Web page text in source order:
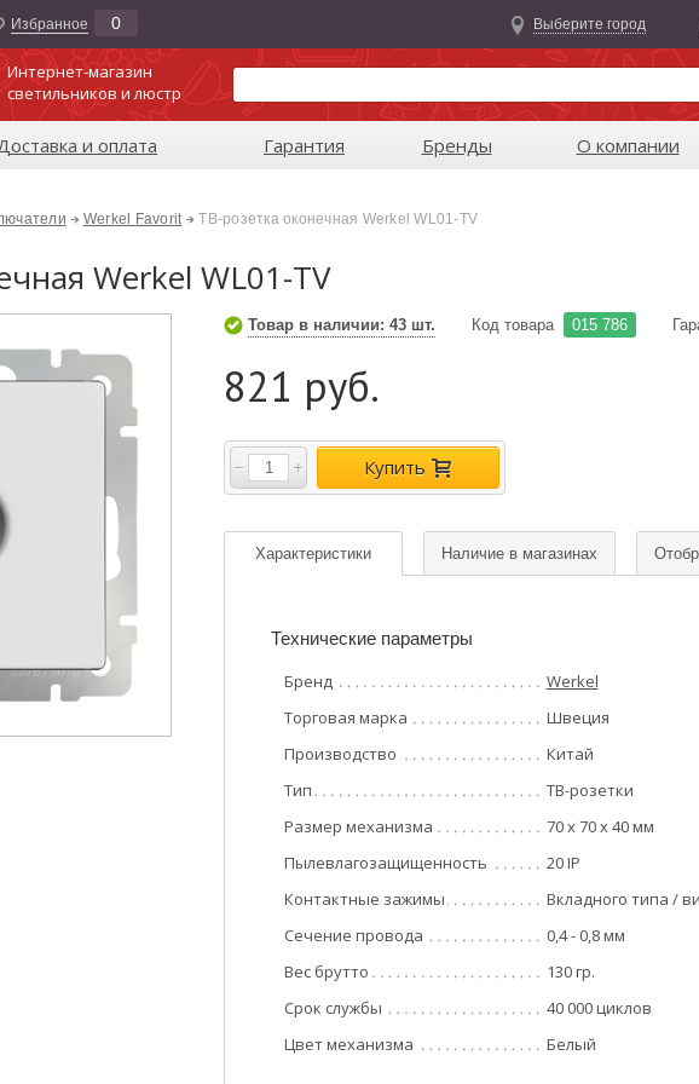
Избранноe 0 Выберите город
Интернет-магазин
светильников и люстр
и оплата Гарантия Бренды О компании
Werkel Favorit ТВ-розетка оконечная Werkel WL01-TV
Werkel WL01-TV
Товар в наличии: 43 шт. Код товара 015 786
821 руб.
Купить
Характеристики Наличие в магазинах
Технические параметры
Бренд
Werkel
Торговая марка
Швеция
Производство
Китай
Тип
ТВ-розетки
Размер механизма
70 x 70 x 40 мм
Пылевлагозащищенность
20 IP
Контактные зажимы
Вкладного типа /
Сечение провода
0,4 - 0,8 мм
Вес брутто
130 гр.
Срок службы
40 000 циклов
Цвет механизма
Белый